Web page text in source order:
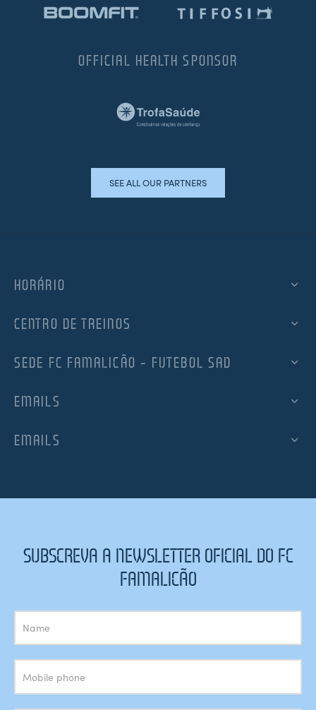
OFFICIAL HEALTH SPONSOR
SEE ALL OUR PARTNERS
HORÁRIO
CENTRO DE TREINOS
SEDE FC FAMALICÃO – FUTEBOL SAD
EMAILS
EMAILS
SUBSCREVA A NEWSLETTER OFICIAL DO FC
FAMALICÃO
Subscrição
Newsletter